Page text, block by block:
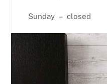
Sunday – closed